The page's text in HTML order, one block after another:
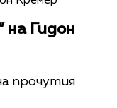
на Гидон
прочутия